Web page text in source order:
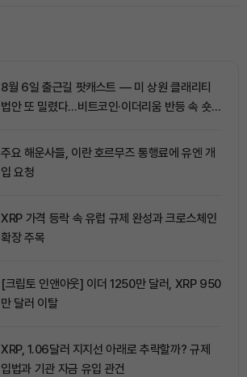
8월 6일 출근길 팟캐스트 — 미 상원 클래리티
법안 또 밀렸다…비트코인·이더리움 반등 속 숏
주요 해운사들, 이란 호르무즈 통행료에 유엔 개
입 요청
XRP 가격 등락 속 유럽 규제 완성과 크로스체인
확장 주목
[크립토 인앤아웃] 이더 1250만 달러, XRP 950
만 달러 이탈
XRP, 1.06달러 지지선 아래로 추락할까? 규제
입법과 기관 자금 유입 관건